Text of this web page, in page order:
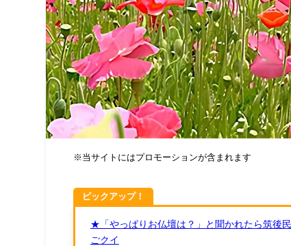
※当サイトにはプロモーションが含まれます
ピックアップ！
★「やっぱりお仏壇は？」と聞かれたら筑後
ごクイ